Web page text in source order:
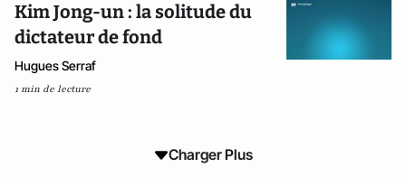
Kim Jong-un : la solitude du
dictateur de fond
Hugues Serraf
1 min de lecture
Charger Plus